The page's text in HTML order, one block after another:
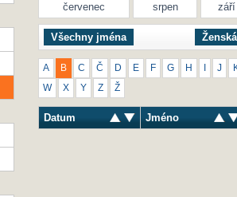
červenec
srpen září
Všechny jména
A B C Č D E F G H J
W X Y Z Ž
Datum Jméno